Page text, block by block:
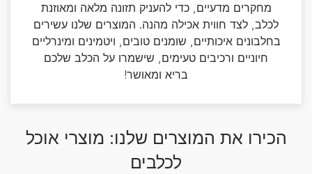
מחקרים מדעיים, כדי להעניק תזונה מלאה ומאוזנת
לכלב, לצד חווית אכילה מהנה. המוצרים שלנו עשירים
בחלבונים איכותיים, שומנים טובים, ויטמינים ומינרליים
חיוניים ורכיבים טעימים, שישמרו על הכלב שלכם
בריא ומאושר!
הכירו את המוצרים שלנו: מוצרי אוכל
לכלבים